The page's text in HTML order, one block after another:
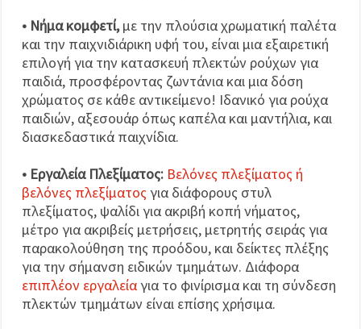
• Νήμα κομφετί,με την πλούσια χρωματική παλέτα
και την παιχνιδιάρικη υφή του, είναι μια εξαιρετική
επιλογή για την κατασκευή πλεκτών ρούχων για
παιδιά, προσφέροντας ζωντάνια και μια δόση
χρώματος σε κάθε αντικείμενο! Ιδανικό για ρούχα
παιδιών, αξεσουάρ όπως καπέλα και μαντήλια, και
διασκεδαστικά παιχνίδια.
• Εργαλεία Πλεξίματος: Βελόνες πλεξίματος ή
βελόνες πλεξίματοςγια διάφορους στυλ
πλεξίματος, ψαλίδι για ακριβή κοπή νήματος,
μέτρο για ακριβείς μετρήσεις, μετρητής σειράς για
παρακολούθηση της προόδου, και δείκτες πλέξης
για την σήμανση ειδικών τμημάτων. Διάφορα
επιπλέον εργαλείαγια το φινίρισμα και τη σύνδεση
πλεκτών τμημάτων είναι επίσης χρήσιμα.